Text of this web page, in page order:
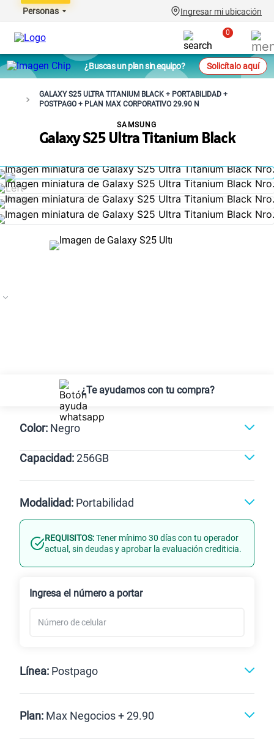
Personas Ingresar mi ubicación
0
¿Buscas un plan sin equipo? Solicítalo aquí
GALAXY S25 ULTRA TITANIUM BLACK + PORTABILIDAD +
POSTPAGO + PLAN MAX CORPORATIVO 29.90 N
Galaxy S25 Ultra Titanium Black
SAMSUNG
¿Te ayudamos con tu compra?
Color: Negro
Negro
Capacidad:256GB
256GB
Modalidad: Portabilidad
Línea Nueva Portabilidad
REQUISITOS:Tener mínimo 30 días con tu operador
actual, sin deudas y aprobar la evaluación crediticia.
Ingresa el número a portar
Línea: Postpago
Plan: Max Negocios + 29.90
¿Necesitas ayuda? Déjanos tus datos y
Quiero recibirPromociones y Beneficios